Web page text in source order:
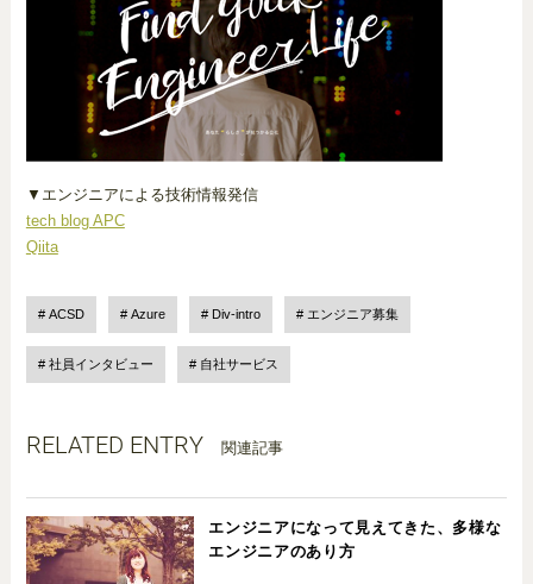
▼エンジニアによる技術情報発信
tech blog APC
Qiita
ACSD Azure Div-intro エンジニア募集
社員インタビュー 自社サービス
RELATED ENTRY 関連記事
エンジニアになって見えてきた、多様な
エンジニアのあり方